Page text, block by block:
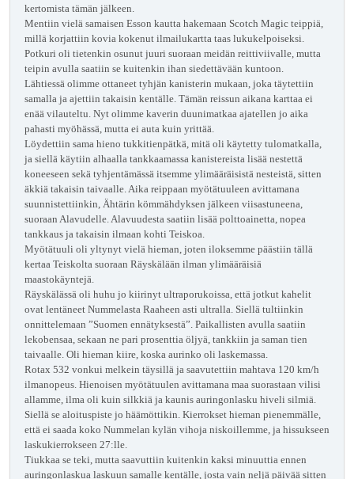
kertomista tämän jälkeen.
Mentiin vielä samaisen Esson kautta hakemaan Scotch Magic teippiä,
millä korjattiin kovia kokenut ilmailukartta taas lukukelpoiseksi.
Potkuri oli tietenkin osunut juuri suoraan meidän reittiviivalle, mutta
teipin avulla saatiin se kuitenkin ihan siedettävään kuntoon.
Lähtiessä olimme ottaneet tyhjän kanisterin mukaan, joka täytettiin
samalla ja ajettiin takaisin kentälle. Tämän reissun aikana karttaa ei
enää vilauteltu. Nyt olimme kaverin duunimatkaa ajatellen jo aika
pahasti myöhässä, mutta ei auta kuin yrittää.
Löydettiin sama hieno tukkitienpätkä, mitä oli käytetty tulomatkalla,
ja siellä käytiin alhaalla tankkaamassa kanistereista lisää nestettä
koneeseen sekä tyhjentämässä itsemme ylimääräisistä nesteistä, sitten
äkkiä takaisin taivaalle. Aika reippaan myötätuuleen avittamana
suunnistettiinkin, Ähtärin kömmähdyksen jälkeen viisastuneena,
suoraan Alavudelle. Alavuudesta saatiin lisää polttoainetta, nopea
tankkaus ja takaisin ilmaan kohti Teiskoa.
Myötätuuli oli yltynyt vielä hieman, joten iloksemme päästiin tällä
kertaa Teiskolta suoraan Räyskälään ilman ylimääräisiä
maastokäyntejä.
Räyskälässä oli huhu jo kiirinyt ultraporukoissa, että jotkut kahelit
ovat lentäneet Nummelasta Raaheen asti ultralla. Siellä tultiinkin
onnittelemaan ”Suomen ennätyksestä”. Paikallisten avulla saatiin
lekobensaa, sekaan ne pari prosenttia öljyä, tankkiin ja saman tien
taivaalle. Oli hieman kiire, koska aurinko oli laskemassa.
Rotax 532 vonkui melkein täysillä ja saavutettiin mahtava 120 km/h
ilmanopeus. Hienoisen myötätuulen avittamana maa suorastaan vilisi
allamme, ilma oli kuin silkkiä ja kaunis auringonlasku hiveli silmiä.
Siellä se aloituspiste jo häämöttikin. Kierrokset hieman pienemmälle,
että ei saada koko Nummelan kylän vihoja niskoillemme, ja hissukseen
laskukierrokseen 27:lle.
Tiukkaa se teki, mutta saavuttiin kuitenkin kaksi minuuttia ennen
auringonlaskua laskuun samalle kentälle, josta vain neljä päivää sitten